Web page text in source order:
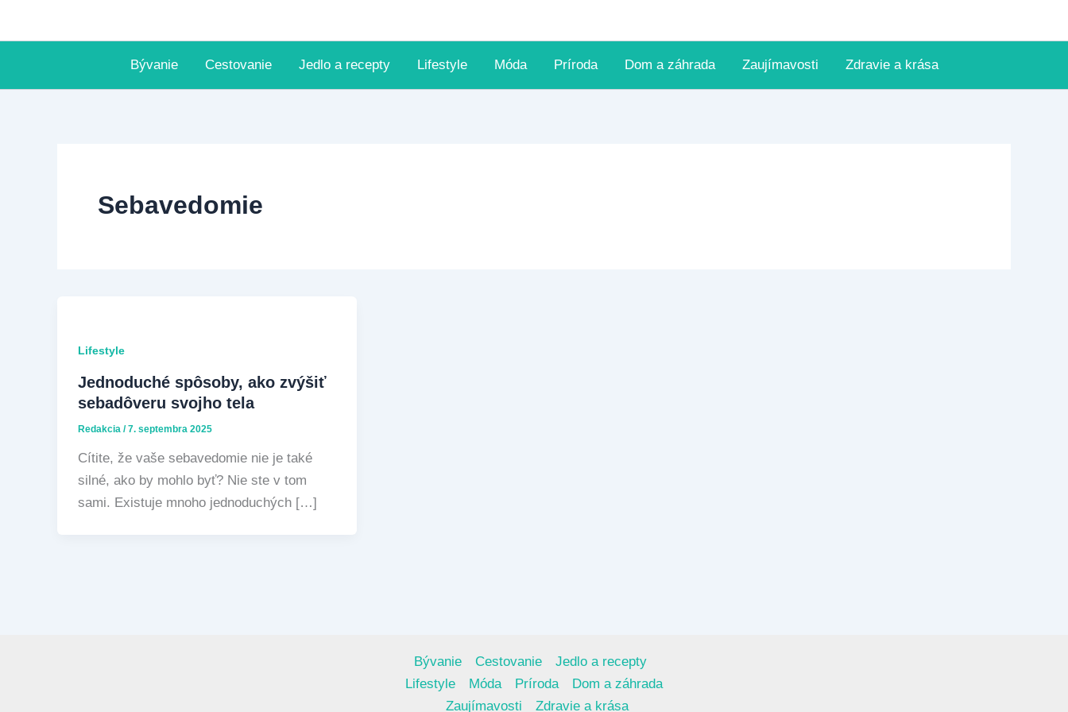
Bývanie Cestovanie Jedlo a recepty Lifestyle Móda Príroda Dom a záhrada Zaujímavosti Zdravie a krása
Sebavedomie
Lifestyle
Jednoduché spôsoby, ako zvýšiť
sebadôveru svojho tela
Redakcia /7. septembra 2025
Cítite, že vaše sebavedomie nie je také
silné, ako by mohlo byť? Nie ste v tom
sami. Existuje mnoho jednoduchých […]
Bývanie Cestovanie
Jedlo a recepty
Lifestyle
Móda Príroda
Dom a záhrada
Zaujímavosti
Zdravie a krása